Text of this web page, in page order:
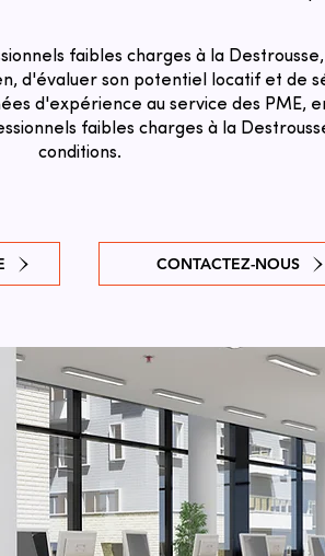
faibles charges à la
d'évaluer son potentiel locatif et de
d'expérience au service des PME,
faibles charges à la
conditions.
CONTACTEZ-NOUS